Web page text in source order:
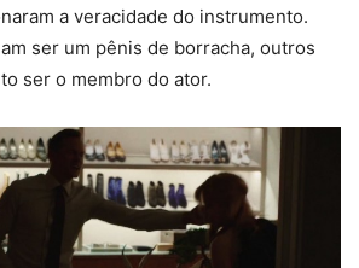
a veracidade do instrumento.
ser um pênis de borracha, outros
ser o membro do ator.